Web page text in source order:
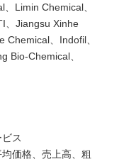
Limin Chemical、
、Jiangsu Xinhe
Chemical、Indofil、
Bio-Chemical、
ス
価格、売上高、粗